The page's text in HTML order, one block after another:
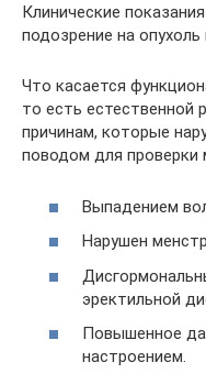
Клинические
подозрение на
Что касается
то есть естественной
причинам, которые
поводом для
Выпадением
Нарушен
эректильной
Повышенное
настроением.